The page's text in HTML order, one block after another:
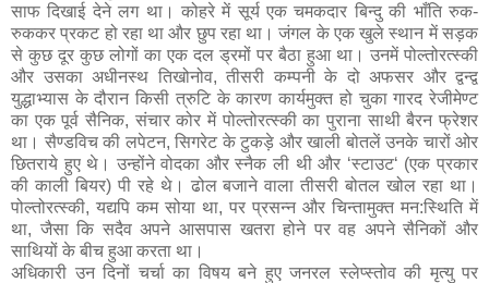
साफ दिखाई देने लग था। कोहरे में सूर्य एक चमकदार बिन्दु की भाँति रुक-
रुककर प्रकट हो रहा था और छुप रहा था। जंगल के एक खुले स्थान में सड़क
से कुछ दूर कुछ लोगों का एक दल ड्रमों पर बैठा हुआ था। उनमें पोल्तोरत्स्की
और उसका अधीनस्थ तिखोनोव, तीसरी कम्पनी के दो अफसर और द्वन्द्व
युद्धाभ्यास के दौरान किसी त्रुटि के कारण कार्यमुक्त हो चुका गारद रेजीमेण्ट
का एक पूर्व सैनिक, संचार कोर में पोल्तोरत्स्की का पुराना साथी बैरन फ्रेशर
था। सैण्डविच की लपेटन, सिगरेट के टुकड़े और खाली बोतलें उनके चारों ओर
छितराये हुए थे। उन्होंने वोदका और स्नैक ली थी और ‘स्टाउट‘ (एक प्रकार
की काली बियर) पी रहे थे। ढोल बजाने वाला तीसरी बोतल खोल रहा था।
पोल्तोरत्स्की, यद्यपि कम सोया था, पर प्रसन्न और चिन्तामुक्त मन:स्थिति में
था, जैसा कि सदैव अपने आसपास खतरा होने पर वह अपने सैनिकों और
साथियों के बीच हुआ करता था।
अधिकारी उन दिनों चर्चा का विषय बने हुए जनरल स्लेप्स्तोव की मृत्यु पर